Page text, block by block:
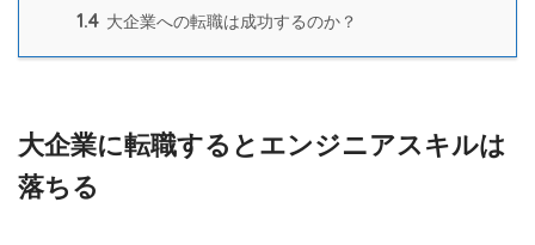
1.4 大企業への転職は成功するのか？
大企業に転職するとエンジニアスキルは
落ちる